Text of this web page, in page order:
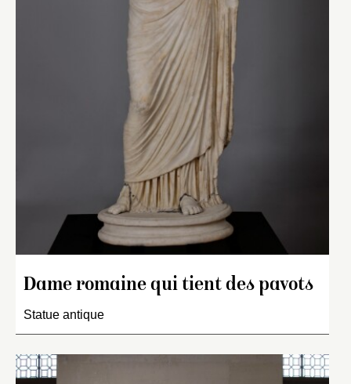
Dame romaine qui tient des pavots
Statue antique